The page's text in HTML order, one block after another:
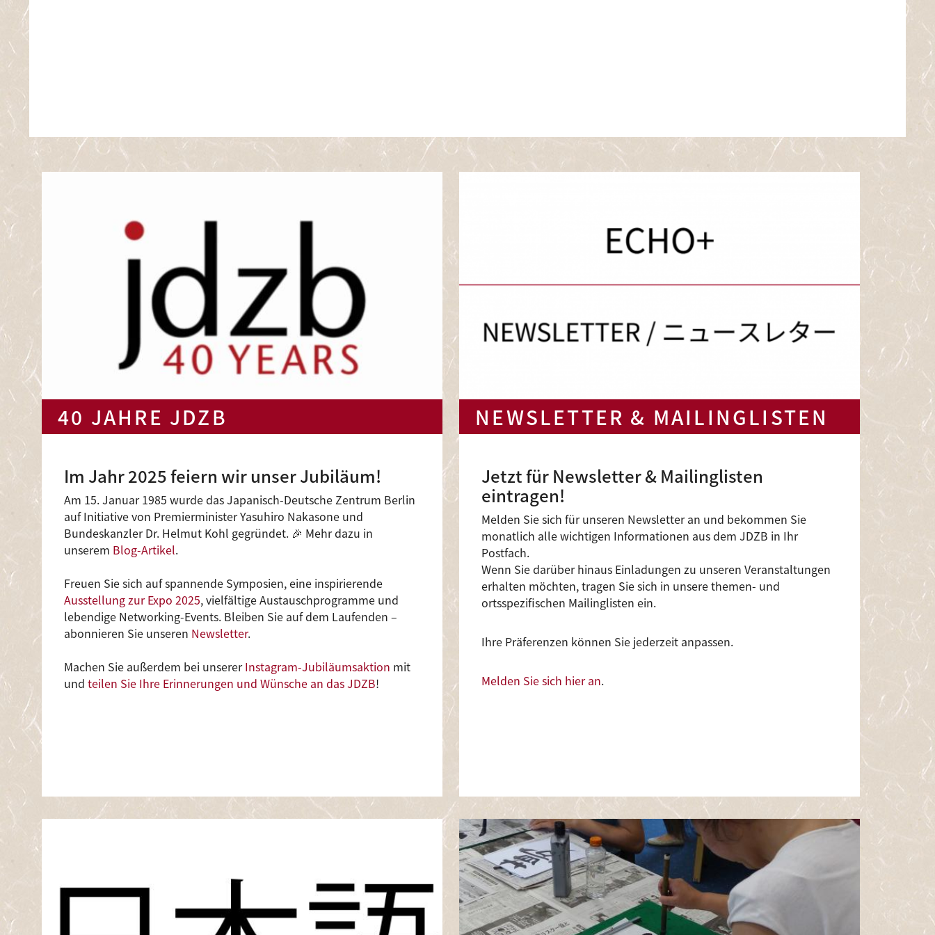
40 JAHRE JDZB
Im Jahr 2025 feiern wir unser Jubiläum!
Am 15. Januar 1985 wurde das Japanisch-Deutsche Zentrum Berlin
auf Initiative von Premierminister Yasuhiro Nakasone und
Bundeskanzler Dr. Helmut Kohl gegründet. 🎉 Mehr dazu in
unserem Blog-Artikel.
Freuen Sie sich auf spannende Symposien, eine inspirierende
Ausstellung zur Expo 2025, vielfältige Austauschprogramme und
lebendige Networking-Events. Bleiben Sie auf dem Laufenden –
abonnieren Sie unseren Newsletter.
Machen Sie außerdem bei unsererInstagram-Jubiläumsaktion mit
und teilen Sie Ihre Erinnerungen und Wünsche an das JDZB!
NEWSLETTER & MAILINGLISTEN
Jetzt für Newsletter & Mailinglisten
eintragen!
Melden Sie sich für unseren Newsletter an und bekommen Sie
monatlich alle wichtigen Informationen aus dem JDZB in Ihr
Postfach.
Wenn Sie darüber hinaus Einladungen zu unseren Veranstaltungen
erhalten möchten, tragen Sie sich in unsere themen- und
ortsspezifischen Mailinglisten ein.
Ihre Präferenzen können Sie jederzeit anpassen.
Melden Sie sich hier an.